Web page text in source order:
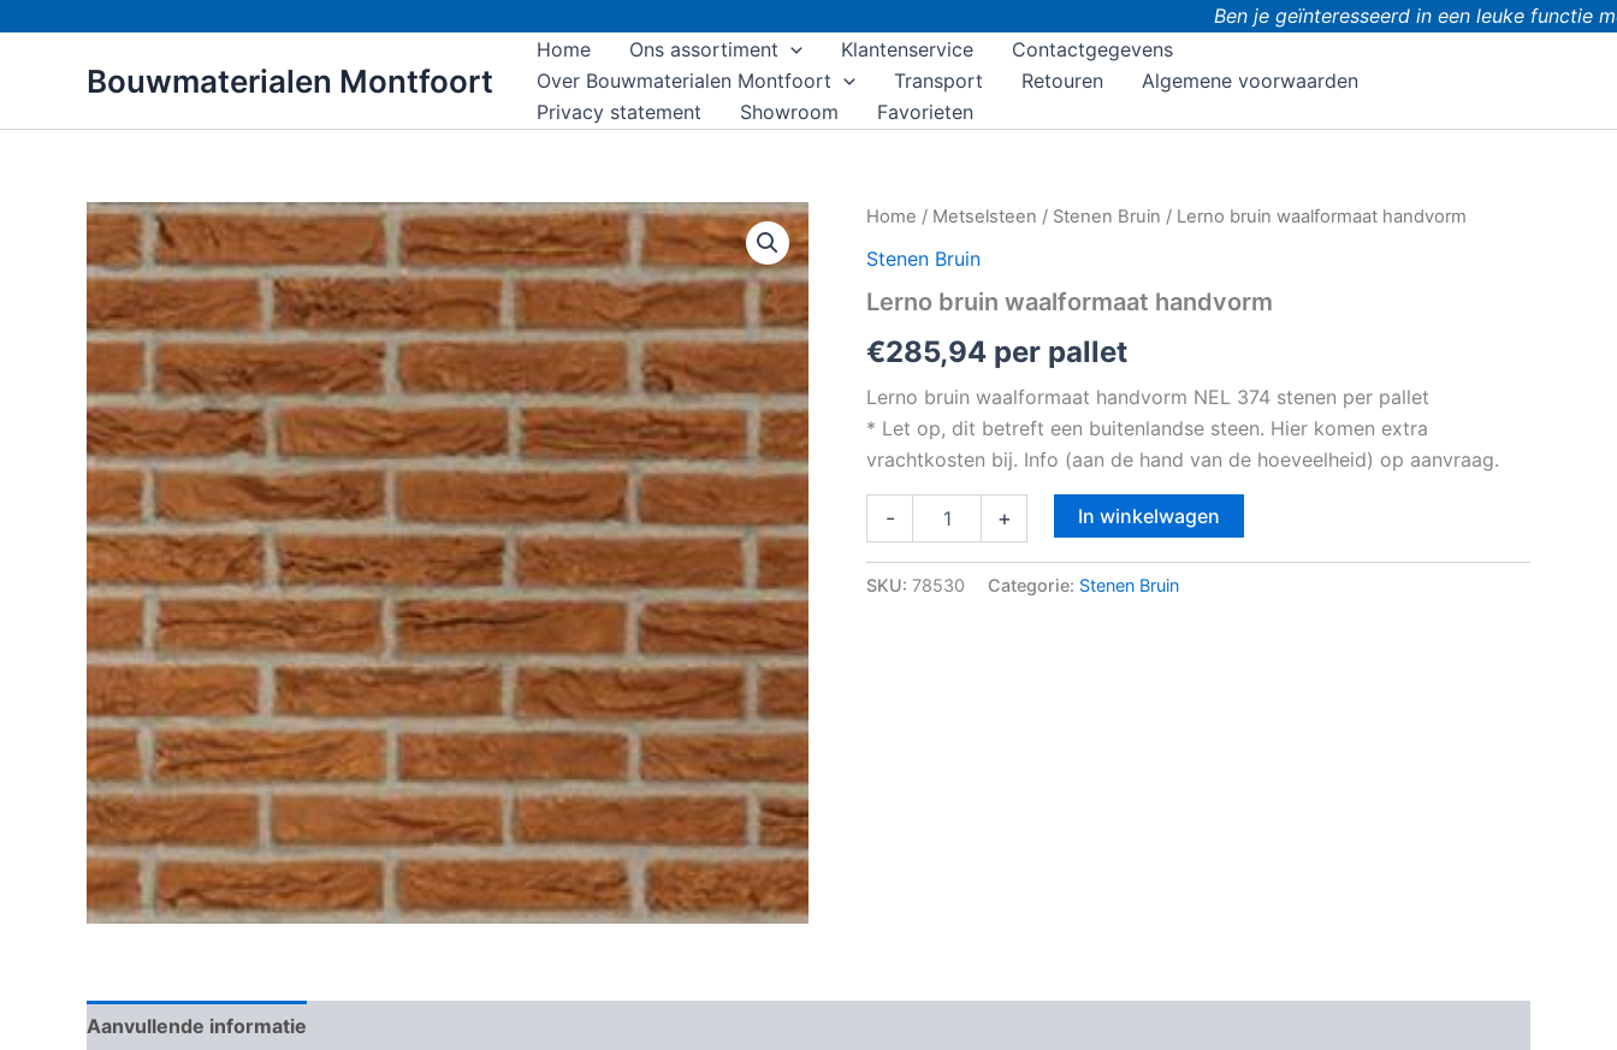
Ben je geïnteresseerd in een leuke functie met
Bouwmaterialen Montfoort
Home Ons assortiment Klantenservice
Contactgegevens
Over Bouwmaterialen Montfoort
Transport Retouren
Algemene voorwaarden
Privacy statement
Showroom Favorieten
Home / Metselsteen / Stenen Bruin / Lerno bruin waalformaat handvorm
Stenen Bruin
Lerno bruin waalformaat handvorm
€285,94 per pallet
Lerno bruin waalformaat handvorm NEL 374 stenen per pallet
* Let op, dit betreft een buitenlandse steen. Hier komen extra
vrachtkosten bij. Info (aan de hand van de hoeveelheid) op aanvraag.
-
Lerno
waalformaat
aantal
+ In winkelwagen
SKU: 78530 Categorie: Stenen Bruin
Aanvullende informatie